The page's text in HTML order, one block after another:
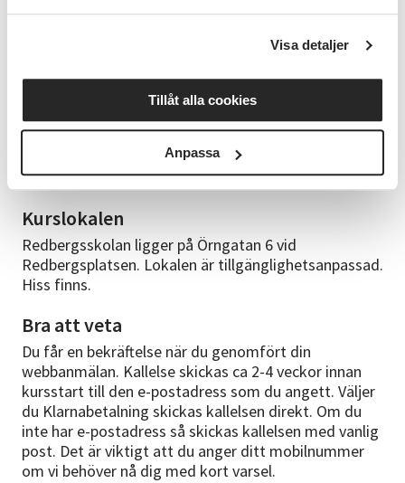
Visa detaljer
Tillåt alla cookies
Anpassa
Vuxenskolan ansvarar ej för inköpt bok till inställd
Marianne Margér. Marianne är vår huvudlärare i
franska. Hon har lång erfarenhet av undervisning och
är svenskfödd med lärarutbildning och
högskoleexamen i franska. Hon har jobbat hos oss i
många år och är en duktig och omtyckt ledare.
Kurslokalen
Redbergsskolan ligger på Örngatan 6 vid
Redbergsplatsen. Lokalen är tillgänglighetsanpassad.
Hiss finns.
Bra att veta
Du får en bekräftelse när du genomfört din
webbanmälan. Kallelse skickas ca 2-4 veckor innan
kursstart till den e-postadress som du angett. Väljer
du Klarnabetalning skickas kallelsen direkt. Om du
inte har e-postadress så skickas kallelsen med vanlig
post. Det är viktigt att du anger ditt mobilnummer
om vi behöver nå dig med kort varsel.